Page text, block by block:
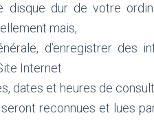
dur de votre
mais,
d’enregistrer
Internet
dates et heures de
reconnues et lues